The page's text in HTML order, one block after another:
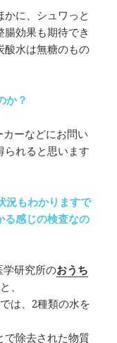
に、シュワっと
効果も期待でき
酸水は無糖のもの
か？
ーなどにお問い
られると思います
況もわかりますで
る感じの検査なの
研究所のおうち
、
は、2種類の水を
で除去された物質